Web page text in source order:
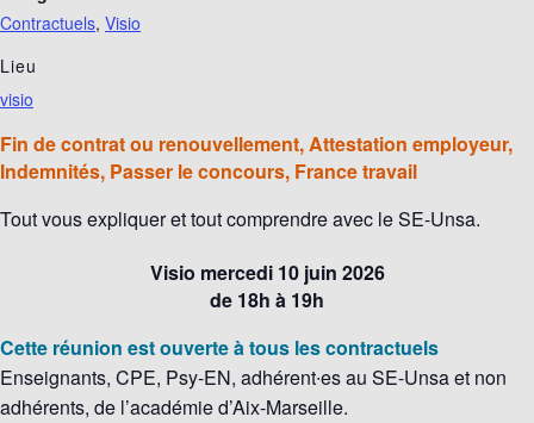
Contractuels, Visio
Lieu
visio
Fin de contrat ou renouvellement, Attestation employeur,
Indemnités, Passer le concours, France travail
Tout vous expliquer et tout comprendre avec le SE-Unsa.
Visio mercedi 10 juin 2026
de 18h à 19h
Cette réunion est ouverte à tous les contractuels
Enseignants, CPE, Psy-EN, adhérent∙es au SE-Unsa et non
adhérents, de l’académie d’Aix-Marseille.